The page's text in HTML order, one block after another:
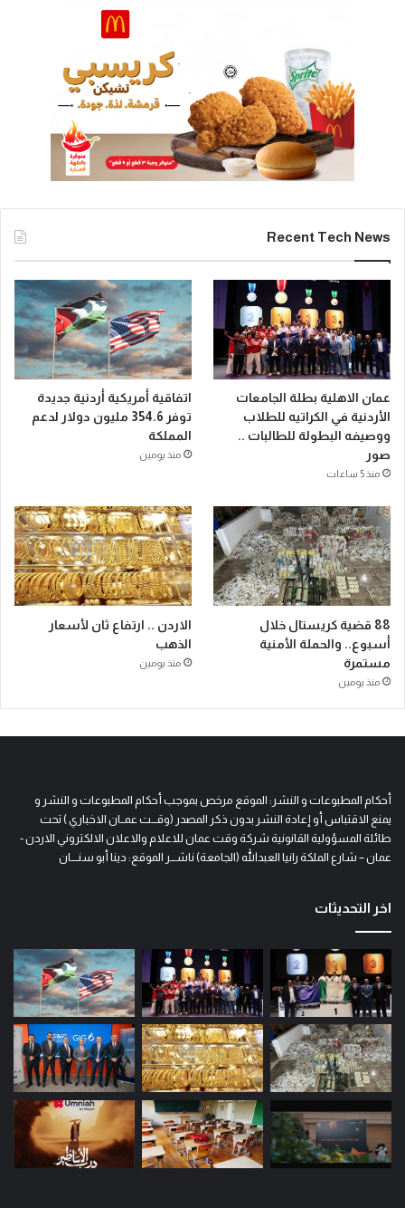
Recent Tech News
عمان الاهلية بطلة الجامعات
الأردنية في الكراتيه للطلاب
ووصيفه البطولة للطالبات ..
صور
منذ 5 ساعات
اتفاقية أمريكية أردنية جديدة
توفر 354.6 مليون دولار لدعم
المملكة
منذ يومين
88 قضية كريستال خلال
أسبوع.. والحملة الأمنية
مستمرة
منذ يومين
الاردن .. ارتفاع ثان لأسعار
الذهب
منذ يومين
أحكام المطبوعات و النشر: الموقع مرخص بموجب أحكام المطبوعات و النشر و
يمنع الاقتباس أو إعادة النشر بدون ذكر المصدر (وقـــت عمــان الاخباري ) تحت
طائلة المسؤولية القانونية شركة وقت عمان للاعلام والاعلان الالكتروني الاردن -
عمان – شارع الملكة رانيا العبدالله (الجامعة) ناشـــر الموقع: دينا أبو سنــــان
اخر التحديثات